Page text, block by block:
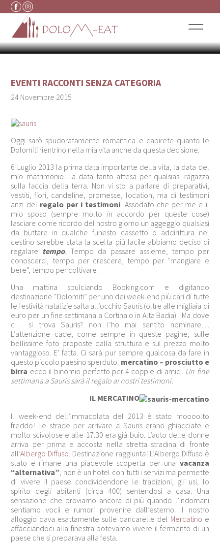
Vai al contenuto
ROMANTICO. IL REGALO
AI TESTIMONI
EVENTI RACCONTI SENZA CATEGORIA
24 Novembre 2015
Oggi sarò spudoratamente romantica e capirete quanto le
Dolomiti rientrino nella mia vita anche da questa decisione.
6 Luglio 2013 la prima data importante della vita, la data del
mio matrimonio. La data tanto attesa per qualsiasi ragazza
sulla faccia della terra. Non vi sto a parlare di preparativi,
vestiti, fiori, candeline, promesse, location, ma di testimoni
anzi del regalo per i testimoni. Assodato che per me e il
mio sposo (sempre molto in accordo per queste cose)
lasciare come ricordo del nostro giorno un aggeggio qualsiasi
da buttare in qualche funesto cassetto o addirittura nel
cestino sarebbe stata la scelta più facile abbiamo deciso di
regalare tempo. Tempo da passare assieme, tempo per
conoscerci, tempo per crescere, tempo per “mangiare e
bere”, tempo per coltivare .
Una mattina spulciando Booking.com e digitando
destinazione “Dolomiti” per uno dei week-end più cari di tutte
le festività natalizie salta all’occhio Sauris (oltre alle migliaia di
euro per un fine settimana a Cortina o in Alta Badia) . Ma dove
c… si trova Sauris? non l’ho mai sentito nominare…
L’attenzione cade, come sempre in queste pagine, sulle
bellissime foto proposte dalla struttura e sul prezzo molto
vantaggioso. E’ fatta. Ci sarà pur sempre qualcosa da fare in
questo piccolo paesino sperduto. mercatino – prosciutto e
birra ecco il binomio perfetto per 4 coppie di amici. Un fine
settimana a Sauris sarà il regalo ai nostri testimoni.
IL MERCATINO
Il week-end dell’Immacolata del 2013 è stato moooolto
freddo! Le strade per arrivare a Sauris erano ghiacciate e
molto scivolose e alle 17.30 era già buio. L’auto delle donne
arriva per prima e accosta nella stretta stradina di fronte
all’Albergo Diffuso . Destinazione raggiunta! L’Albergo Diffuso è
stato e rimane una piacevole scoperta per una vacanza
“alternativa” , non è un hotel con tutti i servizi ma permette
di vivere il paese condividendone le tradizioni, gli usi, lo
spirito degli abitanti (circa 400) sentendosi a casa. Una
sensazione che proviamo ancora di più quando l’indomani
sentiamo vocii e rumori provenire dall’esterno. Il nostro
alloggio dava esattamente sulle bancarelle del Mercatino e
affacciandoci alla finestra potevamo vivere il fermento di un
paese che si preparava alla festa.